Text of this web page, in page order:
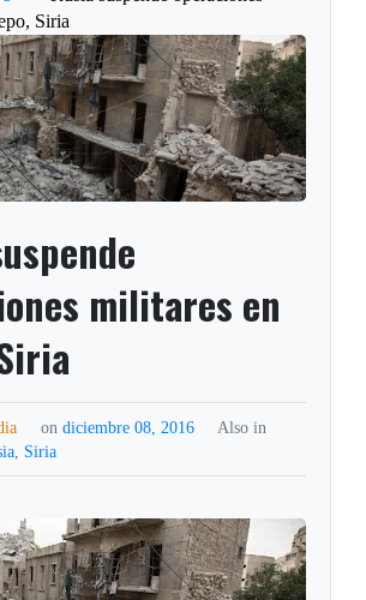
Siria
militares en
on diciembre 08, 2016
Also in
, Siria